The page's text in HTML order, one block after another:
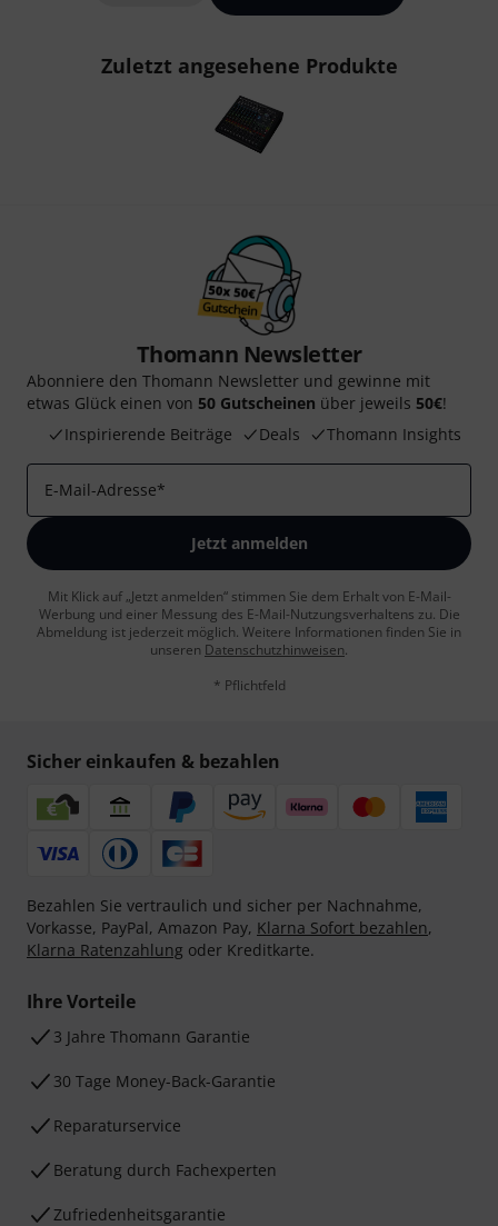
Zuletzt angesehene Produkte
Thomann Newsletter
Abonniere den Thomann Newsletter und gewinne mit
etwas Glück einen von 50 Gutscheinen über jeweils 50€!
Inspirierende Beiträge
Deals Thomann Insights
E-Mail-Adresse*
Jetzt anmelden
Mit Klick auf „Jetzt anmelden“ stimmen Sie dem Erhalt von E-Mail-
Werbung und einer Messung des E-Mail-Nutzungsverhaltens zu. Die
Abmeldung ist jederzeit möglich. Weitere Informationen finden Sie in
unseren Datenschutzhinweisen.
* Pflichtfeld
Sicher einkaufen & bezahlen
Bezahlen Sie vertraulich und sicher per Nachnahme,
Vorkasse, PayPal, Amazon Pay, Klarna Sofort bezahlen,
Klarna Ratenzahlung oder Kreditkarte.
Ihre Vorteile
3 Jahre Thomann Garantie
30 Tage Money-Back-Garantie
Reparaturservice
Beratung durch Fachexperten
Zufriedenheitsgarantie